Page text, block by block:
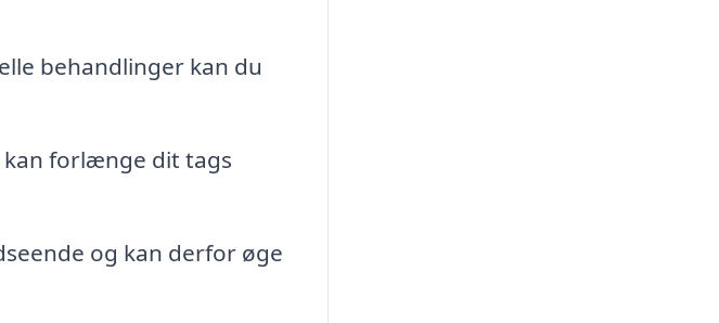
behandlinger kan du
forlænge dit tags
og kan derfor øge